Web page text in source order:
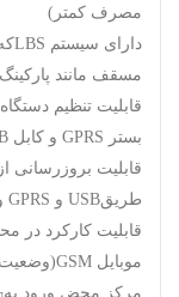
مصرف کمتر)
مسقف مانند
بستر GPRS و کابل USB
طریقUSB و GPRS و SMS
قابلیت کارکرد در
مرکز محض ورود